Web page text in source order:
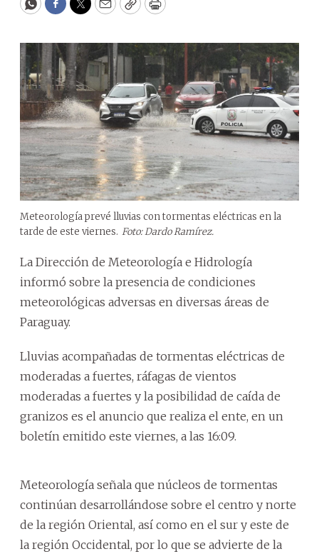
WhatsApp
Facebook
Twitter
EmailCopyPrint
Meteorología prevé lluvias con tormentas eléctricas en la
tarde de este viernes. Foto: Dardo Ramírez.
La Dirección de Meteorología e Hidrología
informó sobre la presencia de condiciones
meteorológicas adversas en diversas áreas de
Paraguay.
Lluvias acompañadas de tormentas eléctricas de
moderadas a fuertes, ráfagas de vientos
moderadas a fuertes y la posibilidad de caída de
granizos es el anuncio que realiza el ente, en un
boletín emitido este viernes, a las 16:09.
Meteorología señala que núcleos de tormentas
continúan desarrollándose sobre el centro y norte
de la región Oriental, así como en el sur y este de
la región Occidental, por lo que se advierte de la